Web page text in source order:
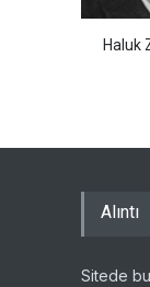
Haluk
Alıntı
Sitede